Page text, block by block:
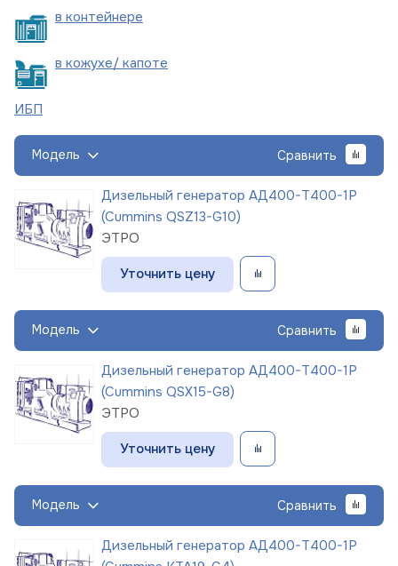
в контейнере
в кожухе/ капоте
ИБП
Модель Сравнить
Дизельный генератор АД400-Т400-1Р
(Cummins QSZ13-G10)
ЭТРО
Уточнить цену
Модель Сравнить
Дизельный генератор АД400-Т400-1Р
(Cummins QSX15-G8)
ЭТРО
Уточнить цену
Модель Сравнить
Дизельный генератор АД400-Т400-1Р